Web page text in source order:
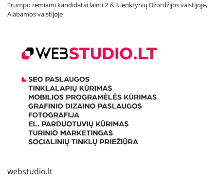
Trumpo remiami kandidatai laimi 2 iš 3 lenktynių Džordžijos valstijoje,
Alabamos valstijoje
webstudio.lt